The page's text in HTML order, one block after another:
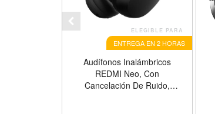
ELEGIBLE PARA
ENTREGA EN 2 HORAS
Audífonos Inalámbricos
REDMI Neo, Con
Cancelación De Ruido,